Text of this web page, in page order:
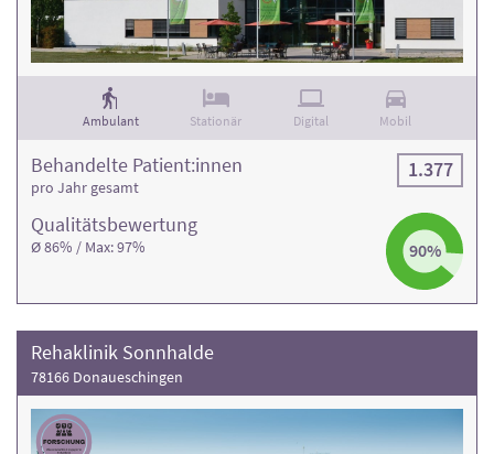
Ambulant Stationär Digital Mobil
Qualitäts­bewertung
Ø 86% / Max: 97% 90%
Behandelte Patient:innen
pro Jahr gesamt
1.377
Rehaklinik Sonnhalde
78166 Donaueschingen